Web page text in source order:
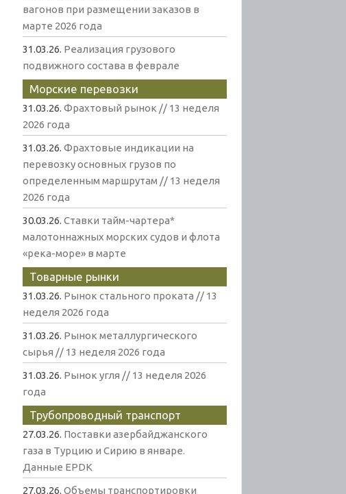
вагонов при размещении заказов в
марте 2026 года
31.03.26. Реализация грузового
подвижного состава в феврале
Морские перевозки
31.03.26.Фрахтовый рынок // 13 неделя
2026 года
31.03.26.Фрахтовые индикации на
перевозку основных грузов по
определенным маршрутам // 13 неделя
2026 года
30.03.26.Ставки тайм-чартера*
малотоннажных морских судов и флота
«река-море» в марте
Товарные рынки
31.03.26. Рынок стального проката // 13
неделя 2026 года
31.03.26. Рынок металлургического
сырья // 13 неделя 2026 года
31.03.26. Рынок угля // 13 неделя 2026
года
Трубопроводный транспорт
27.03.26. Поставки азербайджанского
газа в Турцию и Сирию в январе.
Данные EPDK
27.03.26.Объемы транспортировки